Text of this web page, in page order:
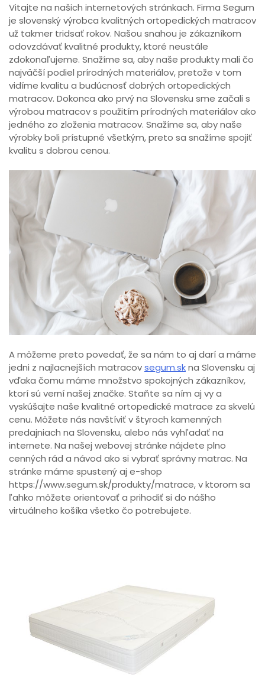
Vitajte na našich internetových stránkach. Firma Segum
je slovenský výrobca kvalitných ortopedických matracov
už takmer tridsať rokov. Našou snahou je zákazníkom
odovzdávať kvalitné produkty, ktoré neustále
zdokonaľujeme. Snažíme sa, aby naše produkty mali čo
najväčší podiel prírodných materiálov, pretože v tom
vidíme kvalitu a budúcnosť dobrých ortopedických
matracov. Dokonca ako prvý na Slovensku sme začali s
výrobou matracov s použitím prírodných materiálov ako
jedného zo zloženia matracov. Snažíme sa, aby naše
výrobky boli prístupné všetkým, preto sa snažíme spojiť
kvalitu s dobrou cenou.
A môžeme preto povedať, že sa nám to aj darí a máme
jedni z najlacnejších matracovsegum.skna Slovensku aj
vďaka čomu máme množstvo spokojných zákazníkov,
ktorí sú verní našej značke. Staňte sa ním aj vy a
vyskúšajte naše kvalitné ortopedické matrace za skvelú
cenu. Môžete nás navštíviť v štyroch kamenných
predajniach na Slovensku, alebo nás vyhľadať na
internete. Na našej webovej stránke nájdete plno
cenných rád a návod ako si vybrať správny matrac. Na
stránke máme spustený aj e-shop
https://www.segum.sk/produkty/matrace, v ktorom sa
ľahko môžete orientovať a prihodiť si do nášho
virtuálneho košíka všetko čo potrebujete.